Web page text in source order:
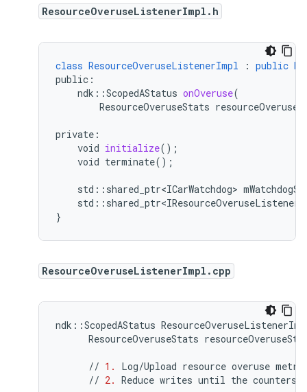
ResourceOveruseListenerImpl.h
class ResourceOveruseListenerImpl : public
public :
ndk ::ScopedAStatus onOveruse(
ResourceOveruseStats
private :
void initialize();
void terminate() ;
std : : shared_ptr<ICarWatchdog>
std : : shared_ptr<IResourceOveruseListener>
}
ResourceOveruseListenerImpl.cpp
ndk ::ScopedAStatus
ResourceOveruseStats
// 1. Log/Upload resource overuse
// 2. Reduce writes until the counters